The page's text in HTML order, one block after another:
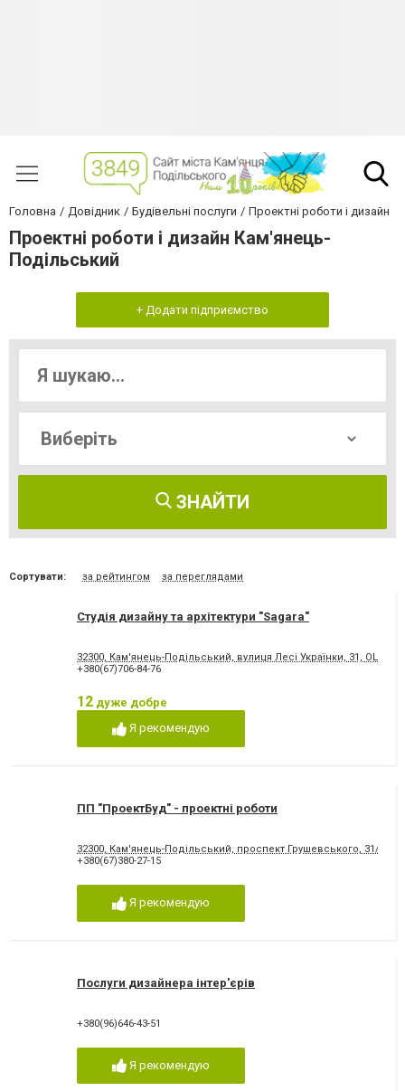
Головна Довідник Будівельні послуги Проектні роботи і дизайн
Проектні роботи і дизайн Кам'янець-
Подільський
+ Додати підприємство
ЗНАЙТИ
Сортувати: за рейтингом за переглядами
Студія дизайну та архітектури "Sagara"
32300, Кам'янець-Подільський, вулиця Лесі Українки, 31, ОЦ
+380(67)706-84-76
12 дуже добре
Я рекомендую
ПП "ПроектБуд" - проектні роботи
32300, Кам'янець-Подільський, проспект Грушевського, 31/2
+380(67)380-27-15
Я рекомендую
Послуги дизайнера інтер'єрів
+380(96)646-43-51
Я рекомендую